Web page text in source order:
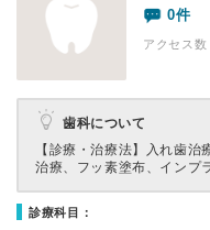
0件
アクセス
歯科について
【診療・治療法】
入れ歯治
治療、フッ素塗布、インプ
診療科目：